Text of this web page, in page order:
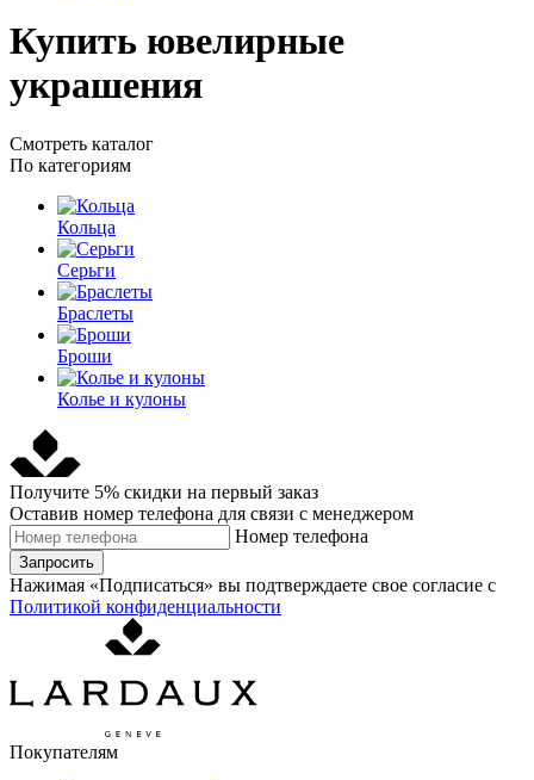
Купить ювелирные
украшения
Смотреть каталог
По категориям
Кольца
Серьги
Браслеты
Броши
Колье и кулоны
Получите 5% скидки на первый заказ
Оставив номер телефона для связи с менеджером
Номер телефона
Запросить
Нажимая «Подписаться» вы подтверждаете свое согласие с
Политикой конфиденциальности
Покупателям